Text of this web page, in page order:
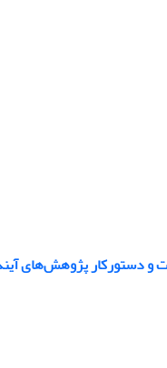
و دستورکار پژوهش‌های